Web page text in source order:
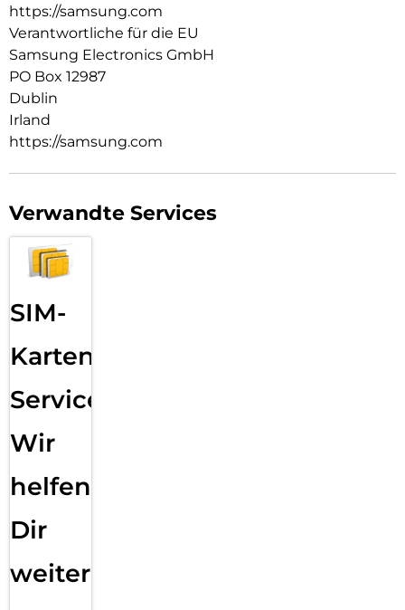
https://samsung.com
Verantwortliche für die EU
Samsung Electronics GmbH
PO Box 12987
Dublin
Irland
https://samsung.com
Verwandte Services
SIM-
Karten
Service:
Wir
helfen
Dir
weiter